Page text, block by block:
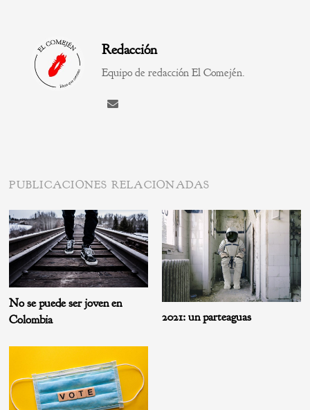
Redacción
Equipo de redacción El Comején.
PUBLICACIONES RELACIONADAS
No se puede ser joven en
Colombia
2021: un parteaguas